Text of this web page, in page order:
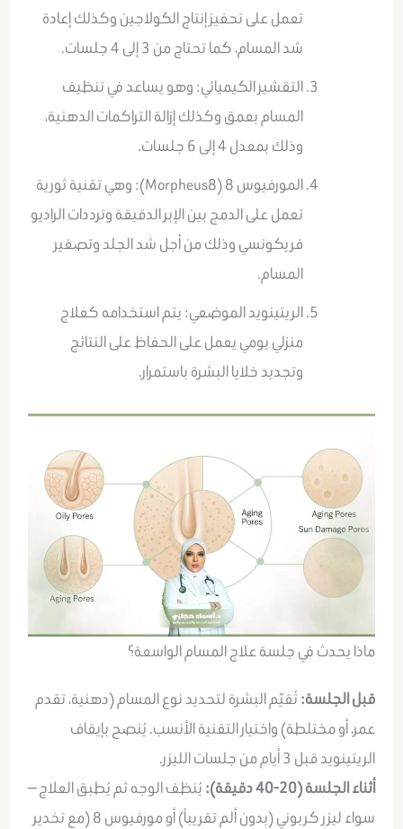
تعمل على تحفيز إنتاج الكولاجين وكذلك إعادة
شد المسام، كما تحتاج من 3 إلى 4 جلسات.
التقشير الكيميائي: وهو يساعد في تنظيف
المسام بعمق وكذلك إزالة التراكمات الدهنية،
وذلك بمعدل 4 إلى 6 جلسات.
المورفيوس 8 (Morpheus8): وهي تقنية ثورية
تعمل على الدمج بين الإبر الدقيقة وترددات الراديو
فريكونسي وذلك من أجل شد الجلد وتصغير
المسام.
الريتينويد الموضعي: يتم استخدامه كعلاج
منزلي يومي يعمل على الحفاظ على النتائج
وتجديد خلايا البشرة باستمرار.
ماذا يحدث في جلسة علاج المسام الواسعة؟
قبل الجلسة:تُقيّم البشرة لتحديد نوع المسام (دهنية، تقدم
عمر، أو مختلطة) واختيار التقنية الأنسب. يُنصح بإيقاف
الريتينويد قبل 3 أيام من جلسات الليزر.
أثناء الجلسة (20-40 دقيقة):
يُنظف الوجه ثم يُطبق العلاج —
سواء ليزر كربوني (بدون ألم تقريباً) أو مورفيوس 8 (مع تخدير